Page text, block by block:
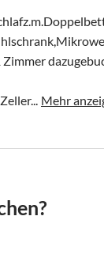
Zimmer
Mehr